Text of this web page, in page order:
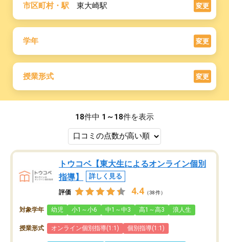
市区町村・駅 東大崎駅 変更
学年 変更
授業形式 変更
18件中 1～18件を表示
トウコベ【東大生によるオンライン個別
指導】
詳しく見る
評価 4.4 （38件）
対象学年 幼児 小1～小6 中1～中3 高1～高3 浪人生
授業形式 オンライン個別指導(1:1) 個別指導(1:1)